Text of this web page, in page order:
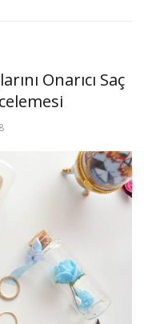
Onarıcı Saç